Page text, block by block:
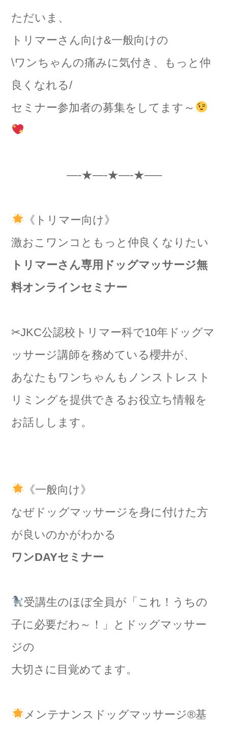
ただいま、
トリマーさん向け&一般向けの
\ワンちゃんの痛みに気付き、もっと仲
良くなれる/
セミナー参加者の募集をしてます～
—-★—-★—-★—–
《トリマー向け》
激おこワンコともっと仲良くなりたい
トリマーさん専用ドッグマッサージ無
料オンラインセミナー
✂JKC公認校トリマー科で10年ドッグマ
ッサージ講師を務めている櫻井が、
あなたもワンちゃんもノンストレスト
リミングを提供できるお役立ち情報を
お話しします。
《一般向け》
なぜドッグマッサージを身に付けた方
が良いのかがわかる
ワンDAYセミナー
受講生のほぼ全員が「これ！うちの
子に必要だわ～！」とドッグマッサー
ジの
大切さに目覚めてます。
メンテナンスドッグマッサージ®️基